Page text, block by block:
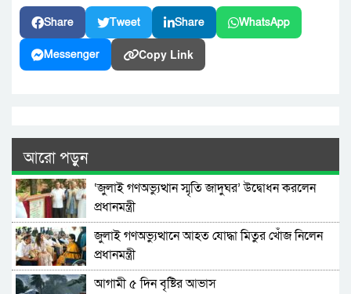
Share Tweet Share WhatsApp
Messenger Copy Link
আরো পড়ুন
‘জুলাই গণঅভ্যুত্থান স্মৃতি জাদুঘর’ উদ্বোধন করলেন
প্রধানমন্ত্রী
জুলাই গণঅভ্যুত্থানে আহত যোদ্ধা মিতুর খোঁজ নিলেন
প্রধানমন্ত্রী
আগামী ৫ দিন বৃষ্টির আভাস